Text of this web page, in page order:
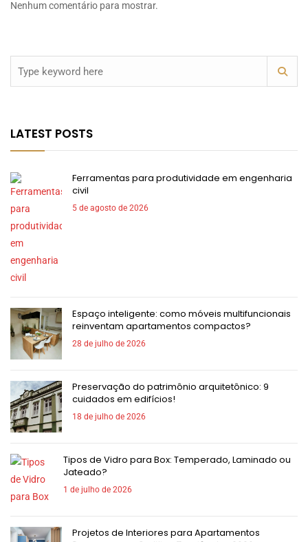
Nenhum comentário para mostrar.
LATEST POSTS
Ferramentas para produtividade em engenharia
civil
5 de agosto de 2026
Espaço inteligente: como móveis multifuncionais
reinventam apartamentos compactos?
28 de julho de 2026
Preservação do patrimônio arquitetônico: 9
cuidados em edifícios!
18 de julho de 2026
Tipos de Vidro para Box: Temperado, Laminado ou
Jateado?
1 de julho de 2026
Projetos de Interiores para Apartamentos